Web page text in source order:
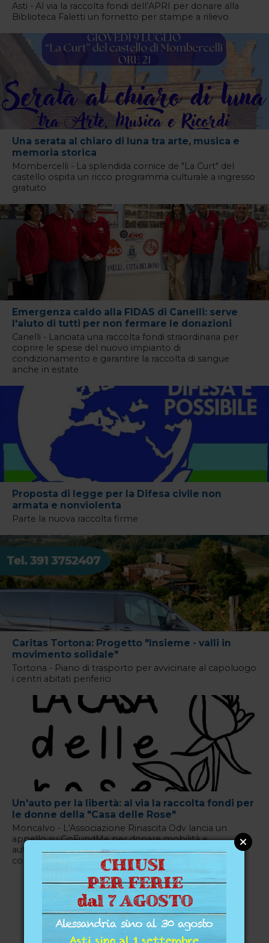
Asti - Al via la raccolta fondi dell’APRI per donare alla
Biblioteca Faletti un fornetto per stampe a rilievo
Una serata al chiaro di luna tra arte, musica e
memoria storica
Mombercelli - La splendida cornice de "La Curt" del
castello ospita un ricco programma culturale a ingresso
gratuito
Emergenza caldo alla FIDAS di Canelli: serve
l'aiuto di tutti per non fermare le donazioni
Canelli - Lanciata una raccolta fondi straordinaria per
coprire le spese del nuovo impianto di
condizionamento e garantire la raccolta di sangue
anche in estate
Proposta di legge per la Difesa civile non
armata e nonviolenta
Parte la nuova raccolta firme
Caritas Tortona: Progetto "Insieme - valli in
movimento solidale"
Tortona - Piano di trasporto per avvicinare al capoluogo
i centri abitati periferici
Un'auto per la libertà: al via la raccolta fondi per
le donne della "Casa delle Rose"
Moncalvo - L'Associazione Rinascita Odv lancia un
appello su GoFundMe per donare mobilità e
autonomia alle ospiti della struttura di accoglienza
confiscata alla mafia